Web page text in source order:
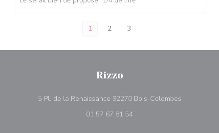
1 2 3
Rizzo
5 Pl. de la Renaissance 92270 Bois-Colombes((abre en
01 57 67 81 54